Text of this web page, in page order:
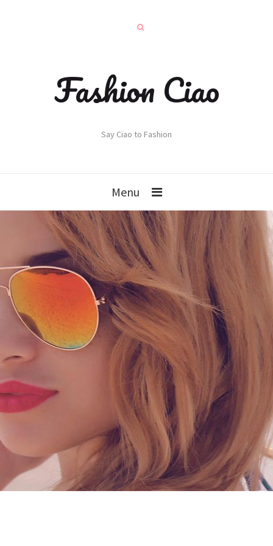
Fashion Ciao
Say Ciao to Fashion
Menu